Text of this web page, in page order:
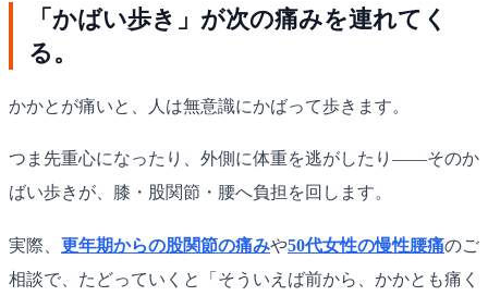
「かばい歩き」が次の痛みを連れてく
る。
かかとが痛いと、人は無意識にかばって歩きます。
つま先重心になったり、外側に体重を逃がしたり——そのか
ばい歩きが、膝・股関節・腰へ負担を回します。
実際、 更年期からの股関節の痛みや50代女性の慢性腰痛のご
相談で、たどっていくと「そういえば前から、かかとも痛く